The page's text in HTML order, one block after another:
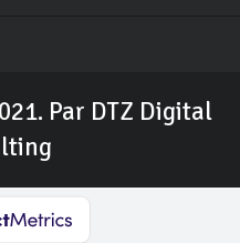
Par DTZ Digital